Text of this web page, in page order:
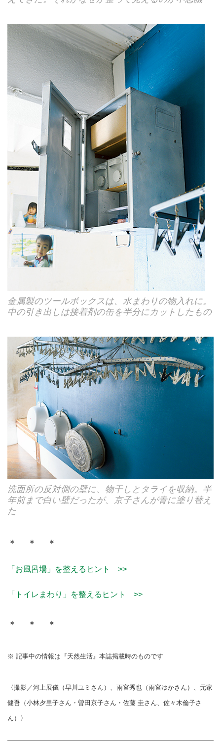
金属製のツールボックスは、水まわりの物入れに。
中の引き出しは接着剤の缶を半分にカットしたもの
洗面所の反対側の壁に、物干しとタライを収納。半
年前まで白い壁だったが、京子さんが青に塗り替え
た
＊ ＊ ＊
「お風呂場」を整えるヒント >>
「トイレまわり」を整えるヒント >>
＊ ＊ ＊
※ 記事中の情報は『天然生活』本誌掲載時のものです
〈撮影／河上展儀（早川ユミさん）、雨宮秀也（雨宮ゆかさん）、元家
健吾（小林夕里子さん・曽田京子さん・佐藤 圭さん、佐々木倫子さ
ん）〉